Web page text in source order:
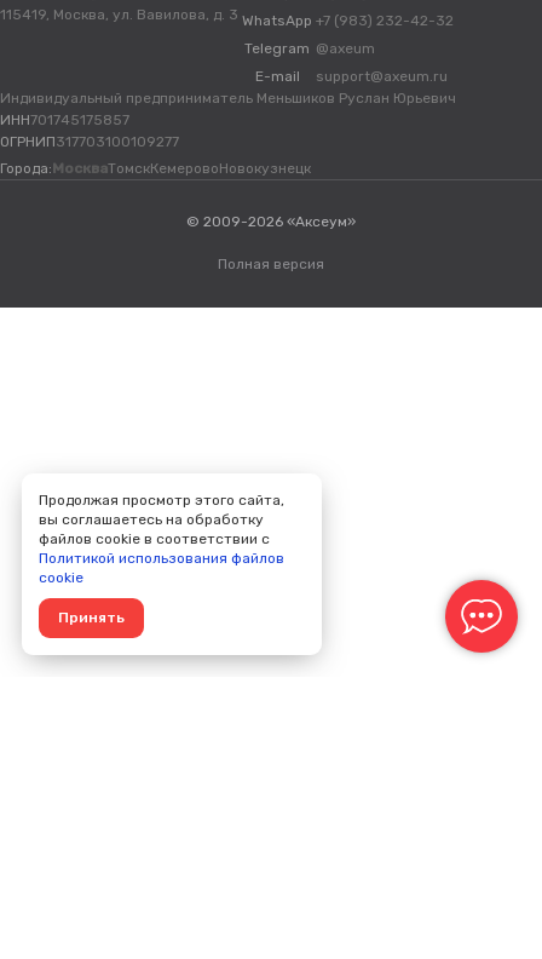
115419, Москва, ул. Вавилова, д. 3 WhatsApp +7 (983) 232-42-32
Telegram @axeum
E-mail
support@axeum.ru
Индивидуальный предприниматель Меньшиков Руслан Юрьевич
ИНН701745175857
ОГРНИП317703100109277
Города: МоскваТомскКемеровоНовокузнецк
© 2009-2026 «Аксеум»
Полная версия
Продолжая просмотр этого сайта,
вы соглашаетесь на обработку
файлов cookie в соответствии с
Политикой использования файлов
cookie
Принять